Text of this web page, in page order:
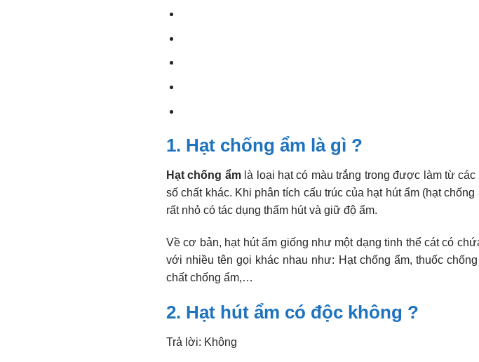
1. Hạt chống ẩm là gì ?
Hạt chống ẩmlà loại hạt có màu trắng trong được làm từ
số chất khác. Khi phân tích cấu trúc của hạt hút ẩm (hạt
rất nhỏ có tác dụng thấm hút và giữ độ ẩm.
Về cơ bản, hạt hút ẩm giống như một dạng tinh thể cát có
với nhiều tên gọi khác nhau như: Hạt chống ẩm, thuốc
chất chống ẩm,…
2. Hạt hút ẩm có độc không ?
Trả lời: Không